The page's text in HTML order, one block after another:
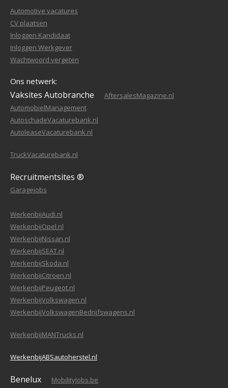
Automotive vacatures
CV plaatsen
Inloggen Kandidaat
Inloggen Werkgever
Wachtwoord vergeten
Ons netwerk:
Vaksites Autobranche
AftersalesMagazine.nl
AutomobielManagement
AutoschadeVacaturebank.nl
AutoleaseVacaturebank.nl
TruckVacaturebank.nl
Recruitmentsites ®
Garagejobs
WerkenbijAudi.nl
WerkenbijOpel.nl
WerkenbijNissan.nl
WerkenbijSEAT.nl
WerkenbijSkoda.nl
WerkenbijCitroen.nl
WerkenbijPeugeot.nl
WerkenbijVolkswagen.nl
WerkenbijVolkswagenBedrijfswagens.nl
WerkenbijMANTrucks.nl
WerkenbijABSautoherstel.nl
Benelux MobilityJobs.be